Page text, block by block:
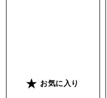
お気に入り